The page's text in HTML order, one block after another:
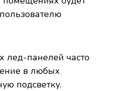
лед-панелей часто
в любых
подсветку.